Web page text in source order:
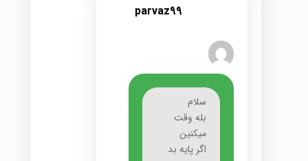
parvaz99
سلام
بله وقت
میکنین
اگر پایه بد